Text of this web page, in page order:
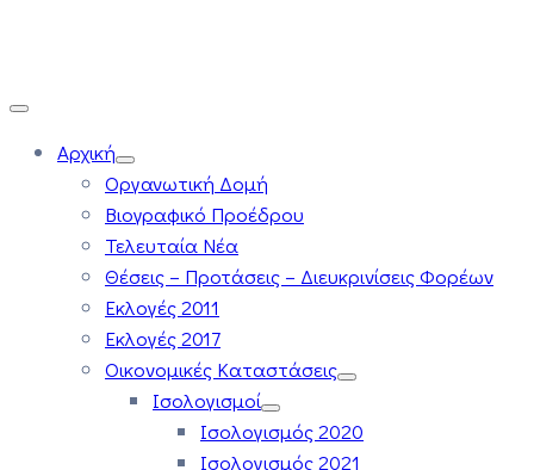
Αρχική
Οργανωτική Δομή
Βιογραφικό Προέδρου
Τελευταία Νέα
Θέσεις – Προτάσεις – Διευκρινίσεις Φορέων
Εκλογές 2011
Εκλογές 2017
Οικονομικές Καταστάσεις
Ισολογισμοί
Ισολογισμός 2020
Ισολογισμός 2021